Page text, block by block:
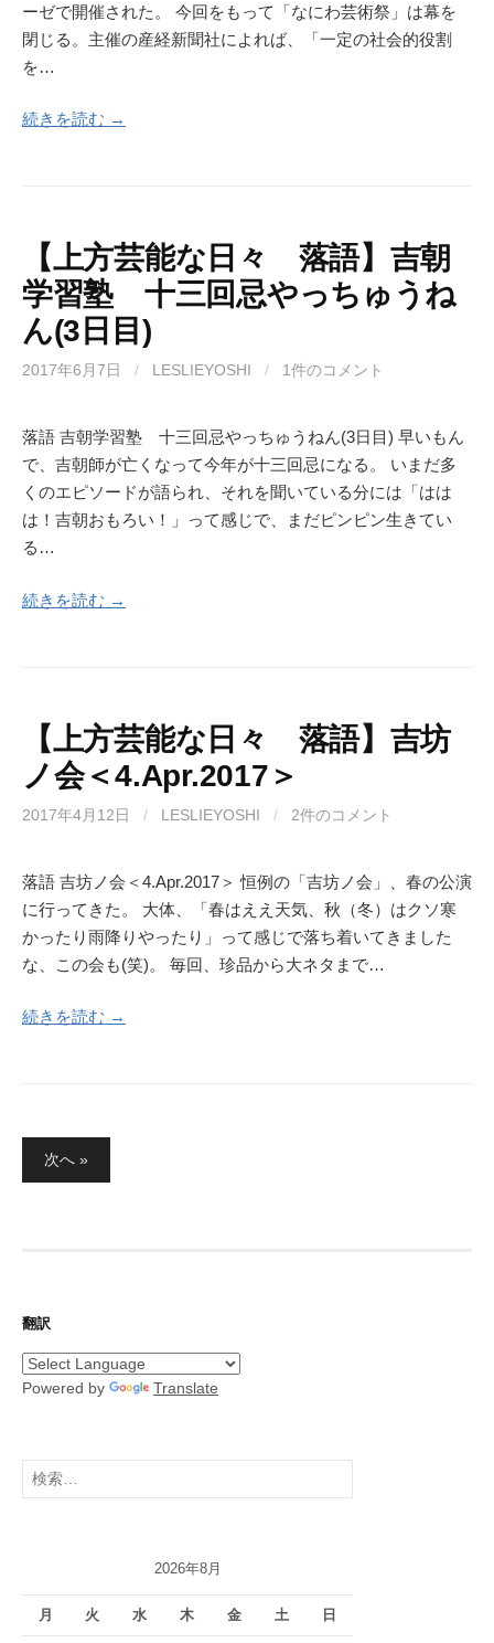
ーゼで開催された。 今回をもって「なにわ芸術祭」は幕を
閉じる。主催の産経新聞社によれば、「一定の社会的役割
を…
続きを読む →
【上方芸能な日々 落語】吉朝
学習塾 十三回忌やっちゅうね
ん(3日目)
2017年6月7日 / LESLIEYOSHI / 1件のコメント
落語 吉朝学習塾 十三回忌やっちゅうねん(3日目) 早いもん
で、吉朝師が亡くなって今年が十三回忌になる。 いまだ多
くのエピソードが語られ、それを聞いている分には「はは
は！吉朝おもろい！」って感じで、まだピンピン生きてい
る…
続きを読む →
【上方芸能な日々 落語】吉坊
ノ会＜4.Apr.2017＞
2017年4月12日 / LESLIEYOSHI / 2件のコメント
落語 吉坊ノ会＜4.Apr.2017＞ 恒例の「吉坊ノ会」、春の公演
に行ってきた。 大体、「春はええ天気、秋（冬）はクソ寒
かったり雨降りやったり」って感じで落ち着いてきました
な、この会も(笑)。 毎回、珍品から大ネタまで…
続きを読む →
稿
ジ
り
次へ »
翻訳
Powered by Translate
検
索:
2026年8月
月 火 水 木 金 土 日